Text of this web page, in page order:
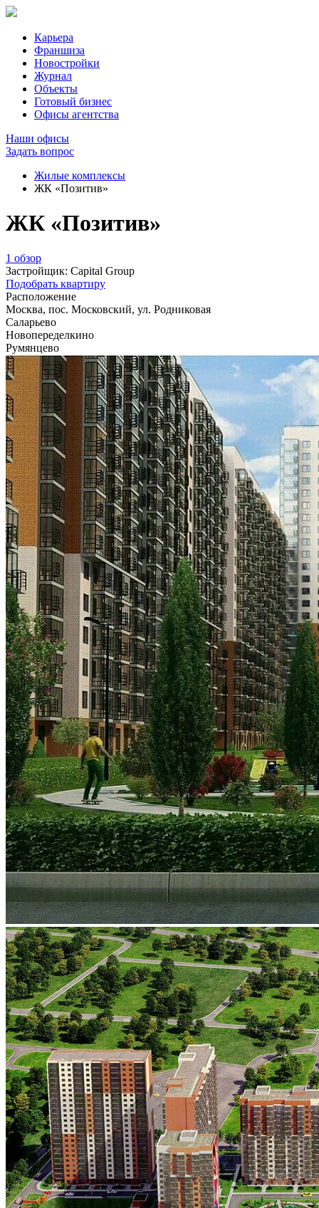
Карьера
Франшиза
Новостройки
Журнал
Объекты
Готовый бизнес
Офисы агентства
Наши офисы
Задать вопрос
Жилые комплексы
ЖК «Позитив»
ЖК «Позитив»
1 обзор
Застройщик: Capital Group
Подобрать квартиру
Расположение
Москва, пос. Московский, ул. Родниковая
Саларьево
Новопеределкино
Румянцево